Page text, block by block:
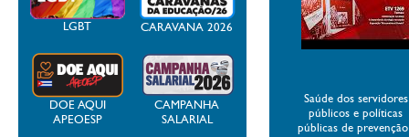
LGBT CARAVANA 2026
DOE AQUI
APEOESP
CAMPANHA
SALARIAL
Saúde dos servidores
públicos e políticas
públicas de